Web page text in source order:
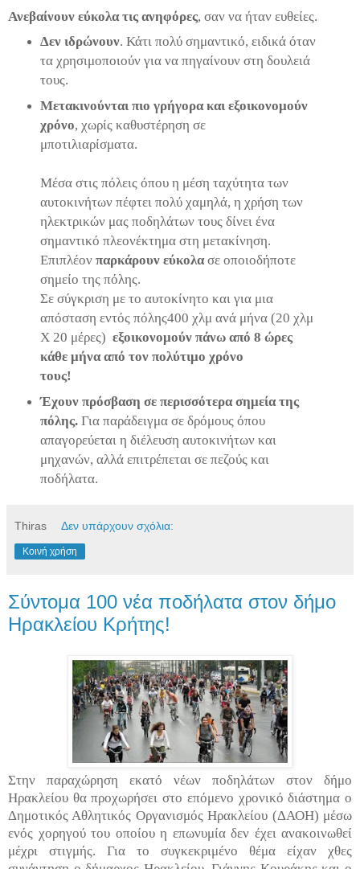
Ανεβαίνουν εύκολα τις ανηφόρες, σαν να ήταν ευθείες.
Δεν ιδρώνουν. Κάτι πολύ σημαντικό, ειδικά όταν
τα χρησιμοποιούν για να πηγαίνουν στη δουλειά
τους.
Μετακινούνται πιο γρήγορα και εξοικονομούν
χρόνο, χωρίς καθυστέρηση σε
μποτιλιαρίσματα.
Μέσα στις πόλεις όπου η μέση ταχύτητα των
αυτοκινήτων πέφτει πολύ χαμηλά, η χρήση των
ηλεκτρικών μας ποδηλάτων τους δίνει ένα
σημαντικό πλεονέκτημα στη μετακίνηση.
Επιπλέον παρκάρουν εύκολασε οποιοδήποτε
σημείο της πόλης.
Σε σύγκριση με το αυτοκίνητο και για μια
απόσταση εντός πόλης400 χλμ ανά μήνα (20 χλμ
Χ 20 μέρες) εξοικονομούν πάνω από 8 ώρες
κάθε μήνα από τον πολύτιμο χρόνο
τους!
Έχουν πρόσβαση σε περισσότερα σημεία της
πόλης.Για παράδειγμα σε δρόμους όπου
απαγορεύεται η διέλευση αυτοκινήτων και
μηχανών, αλλά επιτρέπεται σε πεζούς και
ποδήλατα.
Thiras Δεν υπάρχουν σχόλια:
Κοινή χρήση
Σύντομα 100 νέα ποδήλατα στον δήμο
Ηρακλείου Κρήτης!
Στην παραχώρηση εκατό νέων ποδηλάτων στον δήμο
Ηρακλείου θα προχωρήσει στο επόμενο χρονικό διάστημα ο
Δημοτικός Αθλητικός Οργανισμός Ηρακλείου (ΔΑΟΗ) μέσω
ενός χορηγού του οποίου η επωνυμία δεν έχει ανακοινωθεί
μέχρι στιγμής. Για το συγκεκριμένο θέμα είχαν χθες